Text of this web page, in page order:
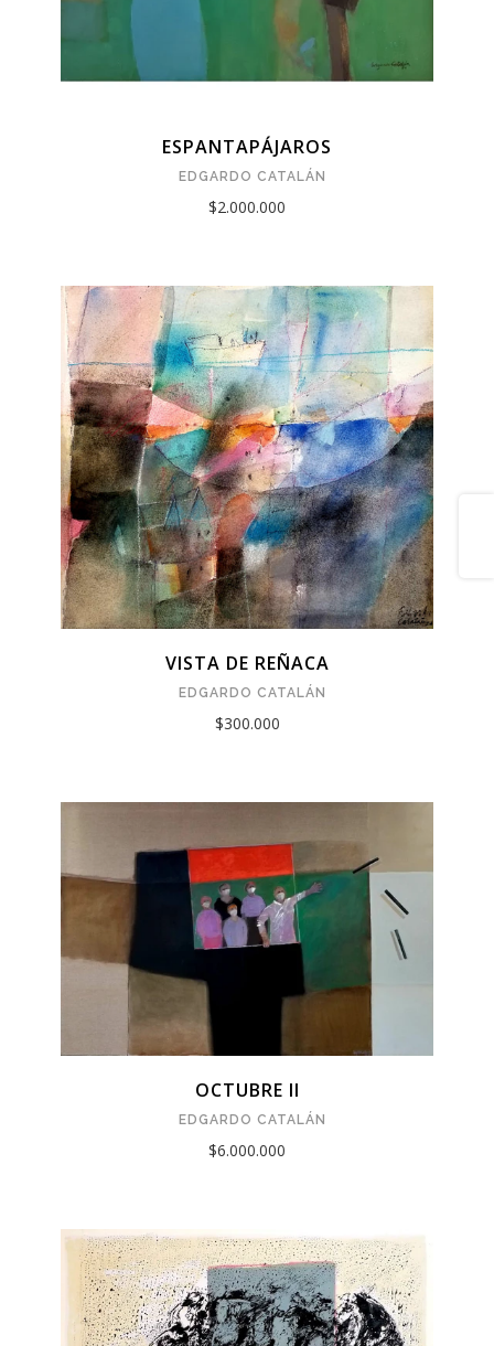
ESPANTAPÁJAROS
EDGARDO CATALÁN
$2.000.000
VISTA DE REÑACA
EDGARDO CATALÁN
$300.000
OCTUBRE II
EDGARDO CATALÁN
$6.000.000